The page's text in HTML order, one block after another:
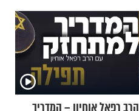
הרב רפאל אוחיון – המדריך